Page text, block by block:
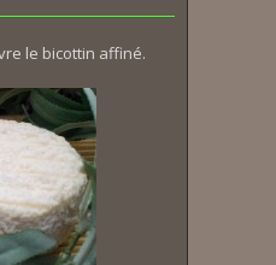
le bicottin affiné.